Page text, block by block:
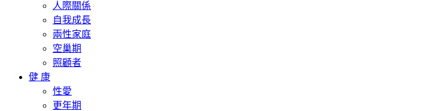
人際關係
自我成長
兩性家庭
空巢期
照顧者
健 康
性愛
更年期